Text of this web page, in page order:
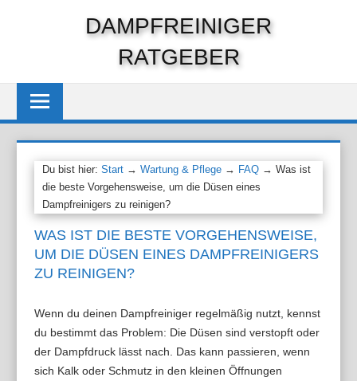
DAMPFREINIGER
RATGEBER
Du bist hier:Start →Wartung & Pflege → FAQ → Was ist
die beste Vorgehensweise, um die Düsen eines
Dampfreinigers zu reinigen?
WAS IST DIE BESTE VORGEHENSWEISE,
UM DIE DÜSEN EINES DAMPFREINIGERS
ZU REINIGEN?
Wenn du deinen Dampfreiniger regelmäßig nutzt, kennst
du bestimmt das Problem: Die Düsen sind verstopft oder
der Dampfdruck lässt nach. Das kann passieren, wenn
sich Kalk oder Schmutz in den kleinen Öffnungen